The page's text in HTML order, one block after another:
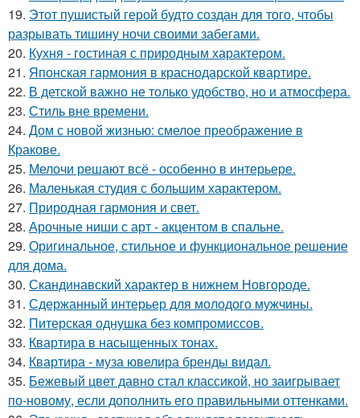
19. Этот пушистый герой будто создан для того, чтобы
разрывать тишину ночи своими забегами.
20. Кухня - гостиная с природным характером.
21. Японская гармония в краснодарской квартире.
22. В детской важно не только удобство, но и атмосфера.
23. Стиль вне времени.
24. Дом с новой жизнью: смелое преображение в
Кракове.
25. Мелочи решают всё - особенно в интерьере.
26. Маленькая студия с большим характером.
27. Природная гармония и свет.
28. Арочные ниши с арт - акцентом в спальне.
29. Оригинальное, стильное и функциональное решение
для дома.
30. Скандинавский характер в нижнем Новгороде.
31. Сдержанный интерьер для молодого мужчины.
32. Питерская однушка без компромиссов.
33. Квартира в насыщенных тонах.
34. Квартира - муза ювелира бренды видал.
35. Бежевый цвет давно стал классикой, но заигрывает
по-новому, если дополнить его правильными оттенками.